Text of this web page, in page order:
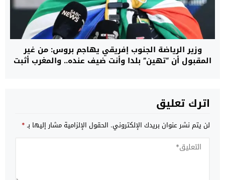
وزير الرياضة الجنوب إفريقي يهاجم بروس: من غير
المقبول أن “تهين” بلدا وأنت ضيف عنده.. والمغرب أثبت
اترك تعليق
لن يتم نشر عنوان بريدك الإلكتروني. الحقول الإلزامية مشار إليها بـ*